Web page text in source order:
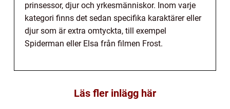
prinsessor, djur och yrkesmänniskor. Inom varje
kategori finns det sedan specifika karaktärer eller
djur som är extra omtyckta, till exempel
Spiderman eller Elsa från filmen Frost.
Läs fler inlägg här